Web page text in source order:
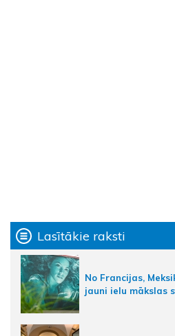
Lasītākie raksti
No Francijas,
jauni ielu mākslas